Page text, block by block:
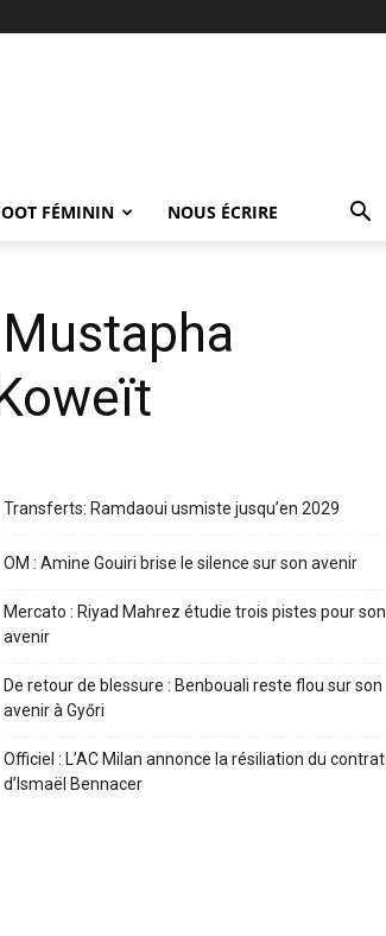
FÉMININ NOUS ÉCRIRE
Transferts: Ramdaoui usmiste jusqu’en 2029
OM : Amine Gouiri brise le silence sur son avenir
Mercato : Riyad Mahrez étudie trois pistes pour son
avenir
De retour de blessure : Benbouali reste flou sur son
avenir à Győri
Officiel : L’AC Milan annonce la résiliation du contrat
d’Ismaël Bennacer